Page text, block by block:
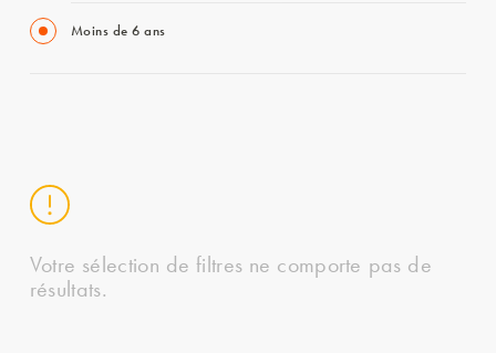
Moins de 6 ans
Votre sélection de filtres ne comporte pas de
résultats.